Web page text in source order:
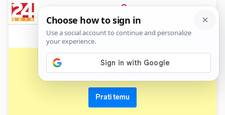
PRIJAVA
News
glas
Prati temu